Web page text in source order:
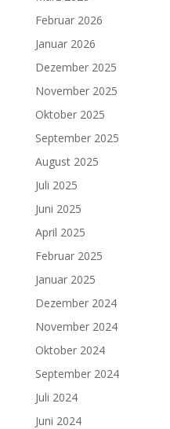
Februar 2026
Januar 2026
Dezember 2025
November 2025
Oktober 2025
September 2025
August 2025
Juli 2025
Juni 2025
April 2025
Februar 2025
Januar 2025
Dezember 2024
November 2024
Oktober 2024
September 2024
Juli 2024
Juni 2024